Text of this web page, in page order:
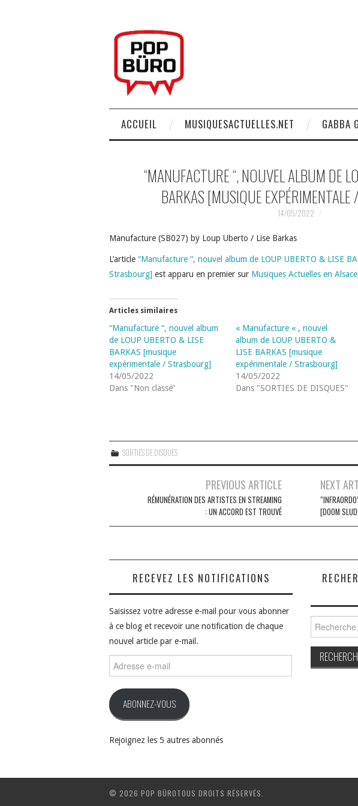
ACCUEIL MUSIQUESACTUELLES.NET GABBA
“MANUFACTURE “, NOUVEL ALBUM DE
BARKAS [MUSIQUE
14/05/2022
Manufacture (SB027) by Loup Uberto / Lise Barkas
L’article “Manufacture “, nouvel album de LOUP UBERTO & LISE
Strasbourg] est apparu en premier sur Musiques Actuelles en Alsace
Articles similaires
“Manufacture “, nouvel album
de LOUP UBERTO & LISE
BARKAS [musique
expérimentale / Strasbourg]
14/05/2022
Dans "Non classé"
« Manufacture « , nouvel
album de LOUP UBERTO &
LISE BARKAS [musique
expérimentale / Strasbourg]
14/05/2022
Dans "SORTIES DE DISQUES"
SORTIES DE DISQUES
PREVIOUS ARTICLE
RÉMUNÉRATION DES ARTISTES EN STREAMING
: UN ACCORD EST TROUVÉ
NEXT
[DOOM
RECEVEZ LES NOTIFICATIONS
Saisissez votre adresse e-mail pour vous abonner
à ce blog et recevoir une notification de chaque
nouvel article par e-mail.
e-
ABONNEZ-VOUS
Rejoignez les 5 autres abonnés
© 2026 POP BÜROTOUS DROITS RÉSERVÉS.